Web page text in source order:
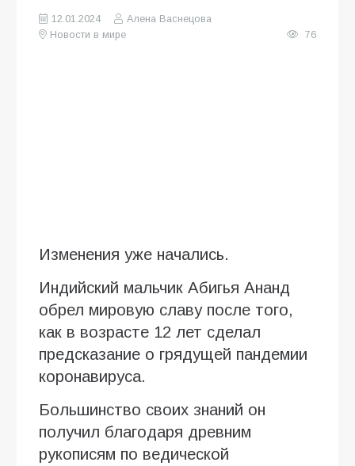
12.01.2024
Алена Васнецова
Новости в мире
76
Изменения уже начались.
Индийский мальчик Абигья Ананд
обрел мировую славу после того,
как в возрасте 12 лет сделал
предсказание о грядущей пандемии
коронавируса.
Большинство своих знаний он
получил благодаря древним
рукописям по ведической